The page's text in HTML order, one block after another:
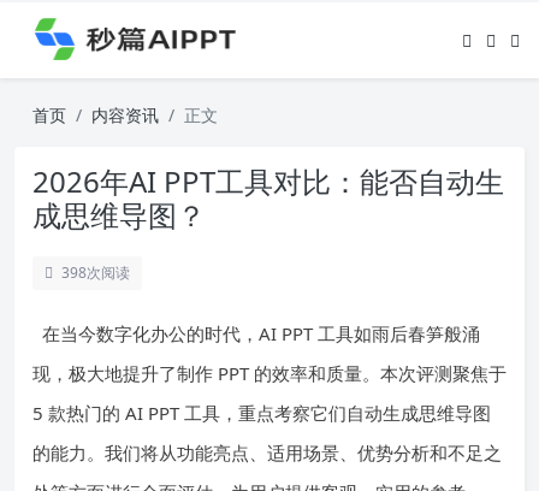
首页 内容资讯 正文
2026年AI PPT工具对比：能否自动生
成思维导图？
398次阅读
在当今数字化办公的时代，AI PPT 工具如雨后春笋般涌
现，极大地提升了制作 PPT 的效率和质量。本次评测聚焦于
5 款热门的 AI PPT 工具，重点考察它们自动生成思维导图
的能力。我们将从功能亮点、适用场景、优势分析和不足之